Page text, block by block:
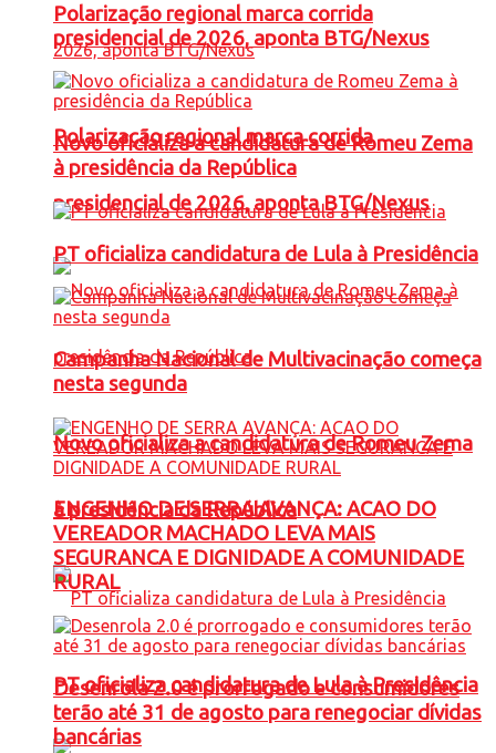
Polarização regional marca corrida
presidencial de 2026, aponta BTG/Nexus
Novo oficializa a candidatura de Romeu Zema
à presidência da República
PT oficializa candidatura de Lula à Presidência
Polarização regional marca corrida
presidencial de 2026, aponta BTG/Nexus
Novo oficializa a candidatura de Romeu Zema
à presidência da República
PT oficializa candidatura de Lula à Presidência
Campanha Nacional de Multivacinação começa
nesta segunda
ENGENHO DE SERRA AVANÇA: ACAO DO
VEREADOR MACHADO LEVA MAIS
SEGURANCA E DIGNIDADE A COMUNIDADE
RURAL
Desenrola 2.0 é prorrogado e consumidores
terão até 31 de agosto para renegociar dívidas
bancárias